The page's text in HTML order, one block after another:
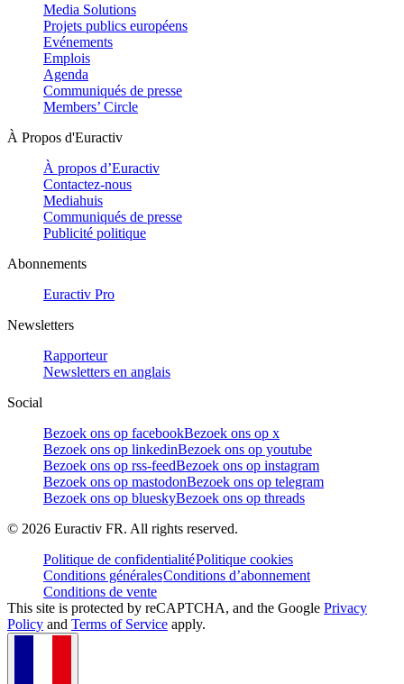
Media Solutions
Projets publics européens
Evénements
Emplois
Agenda
Communiqués de presse
Members’ Circle
À Propos d'Euractiv
À propos d’Euractiv
Contactez-nous
Mediahuis
Communiqués de presse
Publicité politique
Abonnements
Euractiv Pro
Newsletters
Rapporteur
Newsletters en anglais
Social
Bezoek ons op facebookBezoek ons op x
Bezoek ons op linkedinBezoek ons op youtube
Bezoek ons op rss-feedBezoek ons op instagram
Bezoek ons op mastodonBezoek ons op telegram
Bezoek ons op blueskyBezoek ons op threads
© 2026 Euractiv FR. All rights reserved.
Politique de confidentialitéPolitique cookies
Conditions généralesConditions d’abonnement
Conditions de vente
This site is protected by reCAPTCHA, and the Google Privacy
Policy and Terms of Service apply.